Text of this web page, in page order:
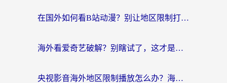
在国外如何看B站动漫？别让地区限制打断你的追番节奏
海外看爱奇艺破解？别瞎试了，这才是留学生华人追剧看球的正确打开方式
央视影音海外地区限制播放怎么办？海外党亲测有效的回国加速指南